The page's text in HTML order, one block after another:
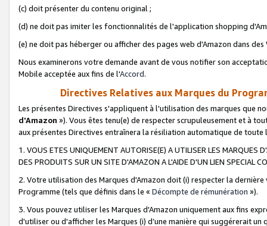
(c) doit présenter du contenu original ;
(d) ne doit pas imiter les fonctionnalités de l'application shopping
(e) ne doit pas héberger ou afficher des pages web d'Amazon dans
Nous examinerons votre demande avant de vous notifier son
Mobile acceptée aux fins de l'Accord.
Directives Relatives aux Marques du
Les présentes Directives s'appliquent à l'utilisation des marques que
d'Amazon »). Vous êtes tenu(e) de respecter scrupuleusement et à
aux présentes Directives entraînera la résiliation automatique de
1. VOUS ETES UNIQUEMENT AUTORISE(E) A UTILISER LES MARQUES
DES PRODUITS SUR UN SITE D'AMAZON A L'AIDE D'UN LIEN SPECIAL
2. Votre utilisation des Marques d'Amazon doit (i) respecter la
Programme (tels que définis dans le « Décompte de rémunération »).
3. Vous pouvez utiliser les Marques d'Amazon uniquement aux fins
d'utiliser ou d'afficher les Marques (i) d’une manière qui suggérerait